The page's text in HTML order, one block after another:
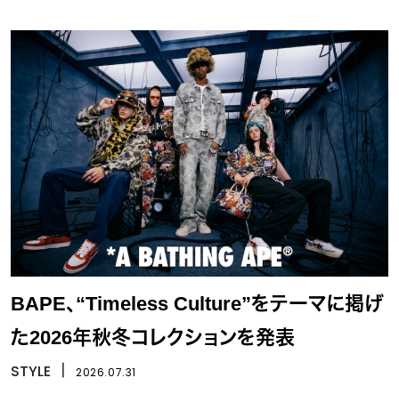
BAPE、“Timeless Culture”をテーマに掲げ
た2026年秋冬コレクションを発表
STYLE 2026.07.31